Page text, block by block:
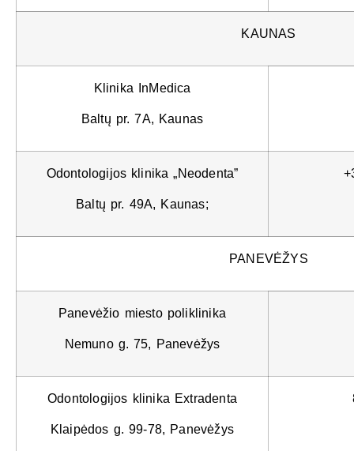
KAUNAS
Klinika InMedica
Baltų pr. 7A, Kaunas
Odontologijos klinika „Neodenta”
Baltų pr. 49A, Kaunas;
PANEVĖŽYS
Panevėžio miesto poliklinika
Nemuno g. 75, Panevėžys
Odontologijos klinika Extradenta
Klaipėdos g. 99-78, Panevėžys